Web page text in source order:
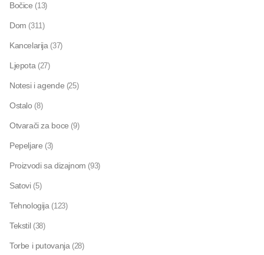
Bočice (13)
Dom (311)
Kancelarija (37)
Ljepota (27)
Notesi i agende (25)
Ostalo (8)
Otvarači za boce (9)
Pepeljare (3)
Proizvodi sa dizajnom (93)
Satovi (5)
Tehnologija (123)
Tekstil (38)
Torbe i putovanja (28)